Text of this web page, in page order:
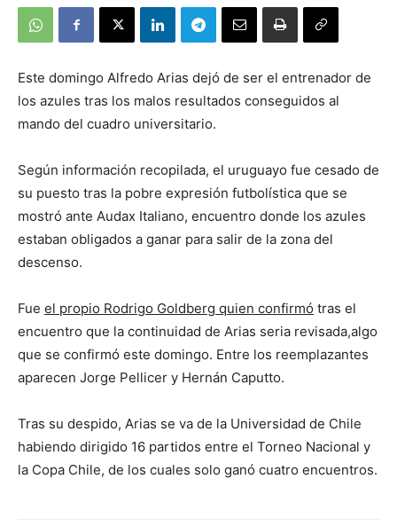
Este domingo Alfredo Arias dejó de ser el entrenador de
los azules tras los malos resultados conseguidos al
mando del cuadro universitario.
Según información recopilada, el uruguayo fue cesado de
su puesto tras la pobre expresión futbolística que se
mostró ante Audax Italiano, encuentro donde los azules
estaban obligados a ganar para salir de la zona del
descenso.
Fue el propio Rodrigo Goldberg quien confirmó tras el
encuentro que la continuidad de Arias seria revisada,algo
que se confirmó este domingo. Entre los reemplazantes
aparecen Jorge Pellicer y Hernán Caputto.
Tras su despido, Arias se va de la Universidad de Chile
habiendo dirigido 16 partidos entre el Torneo Nacional y
la Copa Chile, de los cuales solo ganó cuatro encuentros.